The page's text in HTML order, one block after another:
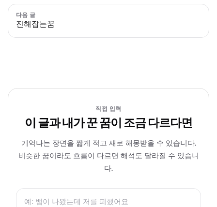
다음 글
진해잡는꿈
직접 입력
이 글과 내가 꾼 꿈이 조금 다르다면
기억나는 장면을 짧게 적고 새로 해몽받을 수 있습니다.
비슷한 꿈이라도 흐름이 다르면 해석도 달라질 수 있습니
다.